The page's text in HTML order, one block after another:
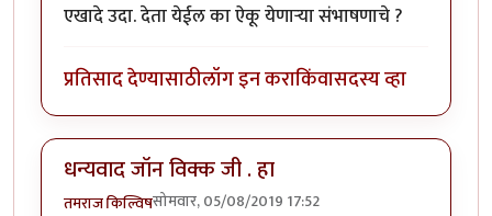
एखादे उदा. देता येईल का ऐकू येणाऱ्या संभाषणाचे ?
प्रतिसाद देण्यासाठीलॉग इन कराकिंवासदस्य व्हा
धन्यवाद जॉन विक्क जी . हा
तमराज किल्विषसोमवार, 05/08/2019 17:52